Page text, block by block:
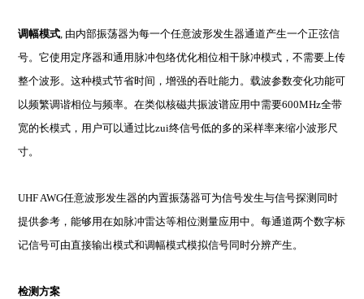
调幅模式, 由内部振荡器为每一个任意波形发生器通道产生一个正弦信
号。它使用定序器和通用脉冲包络优化相位相干脉冲模式，不需要上传
整个波形。这种模式节省时间，增强的吞吐能力。载波参数变化功能可
以频繁调谐相位与频率。在类似核磁共振波谱应用中需要600MHz全带
宽的长模式，用户可以通过比zui终信号低的多的采样率来缩小波形尺
寸。
UHF AWG任意波形发生器的内置振荡器可为信号发生与信号探测同时
提供参考，能够用在如脉冲雷达等相位测量应用中。每通道两个数字标
记信号可由直接输出模式和调幅模式模拟信号同时分辨产生。
检测方案